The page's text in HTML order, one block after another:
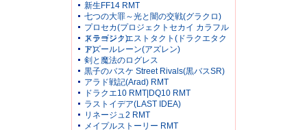
新生FF14 RMT
七つの大罪～光と闇の交戦(グラクロ)
プロセカ(プロジェクトセカイ カラフル
ステージ！)
ドラゴンクエストタクト(ドラクエタク
ト)
アズールレーン(アズレン)
剣と魔法のログレス
黒子のバスケ Street Rivals(黒バスSR)
アラド戦記(Arad) RMT
ドラクエ10 RMT|DQ10 RMT
ラストイデア(LAST IDEA)
リネージュ2 RMT
メイプルストーリー RMT